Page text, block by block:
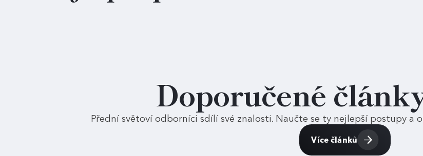
Doporučené
Přední světoví odborníci sdílí své znalosti. Naučte se ty nejlepší postupy a
Více článků